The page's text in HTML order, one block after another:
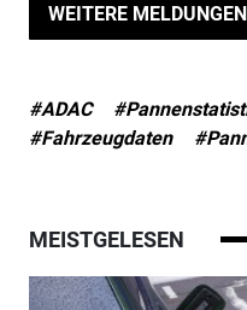
WEITERE MELDUNGEN
#ADAC
#Fahrzeugdaten
MEISTGELESEN